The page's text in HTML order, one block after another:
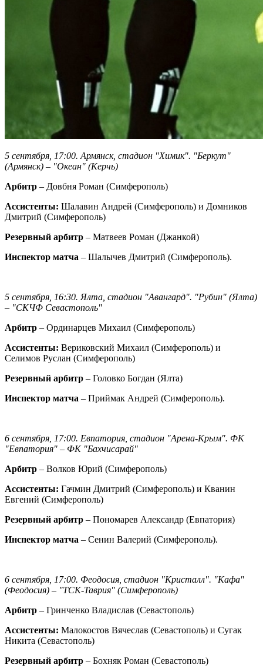
5 сентября, 17:00. Армянск, стадион "Химик". "Беркут"
(Армянск) – "Океан" (Керчь)
Арбитр – Довбня Роман (Симферополь)
Ассистенты: Шалавин Андрей (Симферополь) и Домников
Дмитрий (Симферополь)
Резервный арбитр – Матвеев Роман (Джанкой)
Инспектор матча – Шалычев Дмитрий (Симферополь).
5 сентября, 16:30. Ялта, стадион "Авангард". "Рубин" (Ялта)
– "СКЧФ Севастополь"
Арбитр – Ординарцев Михаил (Симферополь)
Ассистенты: Вериковский Михаил (Симферополь) и
Селимов Руслан (Симферополь)
Резервный арбитр – Головко Богдан (Ялта)
Инспектор матча – Приймак Андрей (Симферополь).
6 сентября, 17:00. Евпатория, стадион "Арена-Крым". ФК
"Евпатория" – ФК "Бахчисарай"
Арбитр – Волков Юрий (Симферополь)
Ассистенты: Гачмин Дмитрий (Симферополь) и Кванин
Евгений (Симферополь)
Резервный арбитр – Пономарев Александр (Евпатория)
Инспектор матча – Сенин Валерий (Симферополь).
6 сентября, 17:00. Феодосия, стадион "Кристалл". "Кафа"
(Феодосия) – "ТСК-Таврия" (Симферополь)
Арбитр – Гринченко Владислав (Севастополь)
Ассистенты: Малокостов Вячеслав (Севастополь) и Сугак
Никита (Севастополь)
Резервный арбитр – Бохняк Роман (Севастополь)